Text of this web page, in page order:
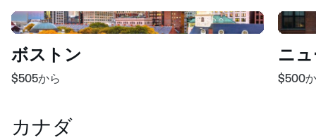
ボストン
$505から
ニ
$500
カナダ